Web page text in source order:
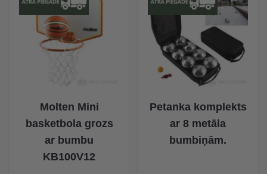
Molten Mini
basketbola grozs
ar bumbu
KB100V12
Petanka komplekts
ar 8 metāla
bumbiņām.